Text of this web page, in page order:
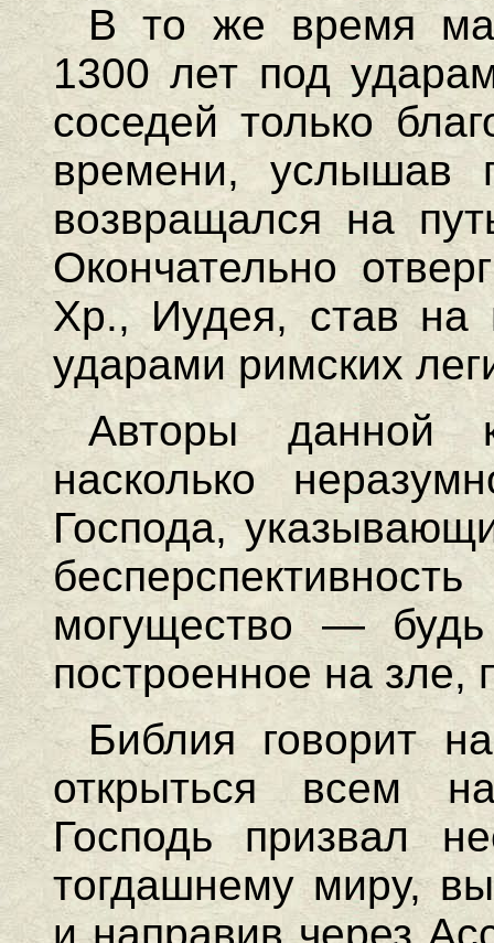
В то же время
1300 лет под
соседей только
времени, услышав
возвращался на
Окончательно
Хр., Иудея, став на
ударами римских
Авторы данной
насколько
Господа,
могущество —
построенное на зле,
Библия говорит
открыться всем
Господь призвал
тогдашнему миру,